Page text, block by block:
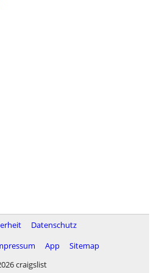
Datenschutz
App
Sitemap
craigslist